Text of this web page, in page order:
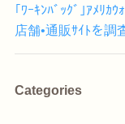
｢ﾜｰｷﾝﾊﾞｯｸﾞ｣ｱﾒﾘｶ
店舗•通販ｻｲﾄを調
Categories